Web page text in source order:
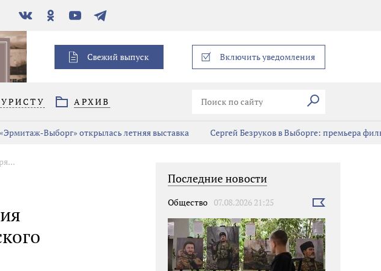
В
контакте
Одноклассники
YouTubeТелеграм
Свежий выпуск Включить уведомления
АРХИВ Искать
Выборг» открылась летняя выставка Сергей Безруков в Выборге: премьера
Последние новости
Общество 07.08.2026 21:25
Выбрать